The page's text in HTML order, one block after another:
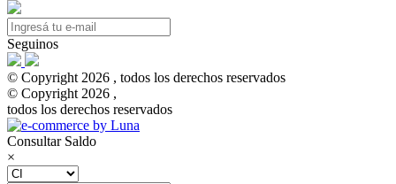
Seguinos
© Copyright 2026 , todos los derechos reservados
© Copyright 2026 ,
todos los derechos reservados
Consultar Saldo
×